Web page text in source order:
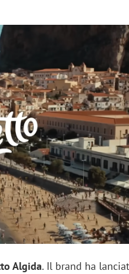
Algida. Il brand ha
agli eventi:
Kicè punta a
di relazioni"